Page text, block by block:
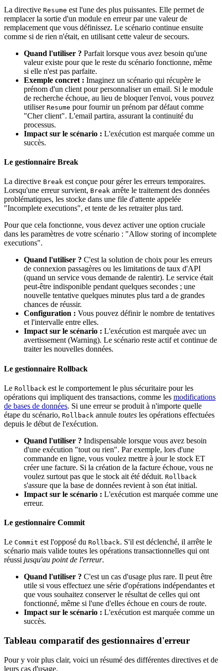
La directive Resume est l'une des plus puissantes. Elle permet de
remplacer la sortie d'un module en erreur par une valeur de
remplacement que vous définissez. Le scénario continue ensuite
comme si de rien n'était, en utilisant cette valeur de secours.
Quand l'utiliser ? Parfait lorsque vous avez besoin qu'une
valeur existe pour que le reste du scénario fonctionne, même
si elle n'est pas parfaite.
Exemple concret : Imaginez un scénario qui récupère le
prénom d'un client pour personnaliser un email. Si le module
de recherche échoue, au lieu de bloquer l'envoi, vous pouvez
utiliser Resume pour fournir un prénom par défaut comme
"Cher client". L'email partira, assurant la continuité du
processus.
Impact sur le scénario : L'exécution est marquée comme un
succès.
Le gestionnaire Break
La directive Break est conçue pour gérer les erreurs temporaires.
Lorsqu'une erreur survient, Break arrête le traitement des données
problématiques, les stocke dans une file d'attente appelée
"Incomplete executions", et tente de les retraiter plus tard.
Pour que cela fonctionne, vous devez activer une option cruciale
dans les paramètres de votre scénario : "Allow storing of incomplete
executions".
Quand l'utiliser ? C'est la solution de choix pour les erreurs
de connexion passagères ou les limitations de taux d'API
(quand un service vous demande de ralentir). Le service était
peut-être indisponible pendant quelques secondes ; une
nouvelle tentative quelques minutes plus tard a de grandes
chances de réussir.
Configuration : Vous pouvez définir le nombre de tentatives
et l'intervalle entre elles.
Impact sur le scénario : L'exécution est marquée avec un
avertissement (Warning). Le scénario reste actif et continue de
traiter les nouvelles données.
Le gestionnaire Rollback
Le Rollback est le comportement le plus sécuritaire pour les
opérations qui impliquent des transactions, comme les modifications
de bases de données. Si une erreur se produit à n'importe quelle
étape du scénario, Rollback annule toutes les opérations effectuées
depuis le début de l'exécution.
Quand l'utiliser ? Indispensable lorsque vous avez besoin
d'une exécution "tout ou rien". Par exemple, lors d'une
commande en ligne, vous voulez mettre à jour le stock ET
créer une facture. Si la création de la facture échoue, vous ne
voulez surtout pas que le stock ait été déduit. Rollback
s'assure que la base de données revient à son état initial.
Impact sur le scénario : L'exécution est marquée comme une
erreur.
Le gestionnaire Commit
Le Commit est l'opposé du Rollback. S'il est déclenché, il arrête le
scénario mais valide toutes les opérations transactionnelles qui ont
réussi jusqu'au point de l'erreur.
Quand l'utiliser ? C'est un cas d'usage plus rare. Il peut être
utile si vous effectuez une série d'opérations indépendantes et
que vous souhaitez conserver le résultat de celles qui ont
fonctionné, même si l'une d'elles échoue en cours de route.
Impact sur le scénario : L'exécution est marquée comme un
succès.
Tableau comparatif des gestionnaires d'erreur
Pour y voir plus clair, voici un résumé des différentes directives et de
leurs cas d'usage.